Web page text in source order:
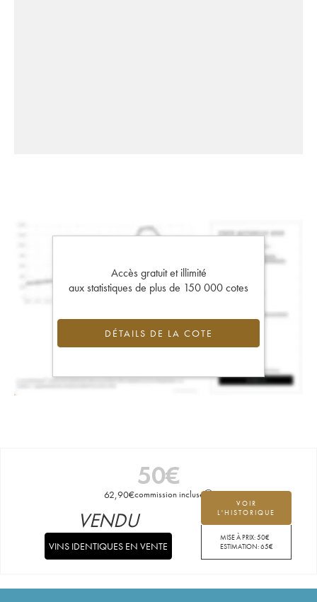
Accès gratuit et illimité
aux statistiques de plus de 150 000 cotes
DÉTAILS DE LA COTE
50€
62,90€commission incluse
VOIR
L'HISTORIQUE
MISE À PRIX:50€
ESTIMATION:65€
VENDU
VINS IDENTIQUES EN VENTE